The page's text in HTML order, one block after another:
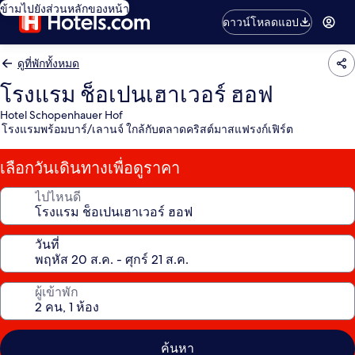
ข้ามไปยังส่วนหลักของหน้า
ดาวน์โหลดแอป
ดูที่พักทั้งหมด
โรงแรม ช็อเปนเฮาเวอร์ ฮอฟ
Hotel Schopenhauer Hof
โรงแรมพร้อมบาร์/เลานจ์ ใกล้กับตลาดคริสต์มาสแฟรงก์เฟิร์ต
เลือกวันเดินทางเพื่อดูราคา
ไปไหนดี
วันที่
ผู้เข้าพัก
ค้นหา